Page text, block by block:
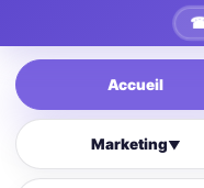
Accueil
Marketing▼